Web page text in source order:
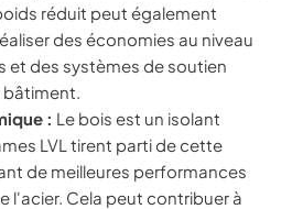
réduit peut également
des économies au niveau
et des systèmes de soutien
: Le bois est un isolant
LVL tirent parti de cette
de meilleures performances
l'acier. Cela peut contribuer à